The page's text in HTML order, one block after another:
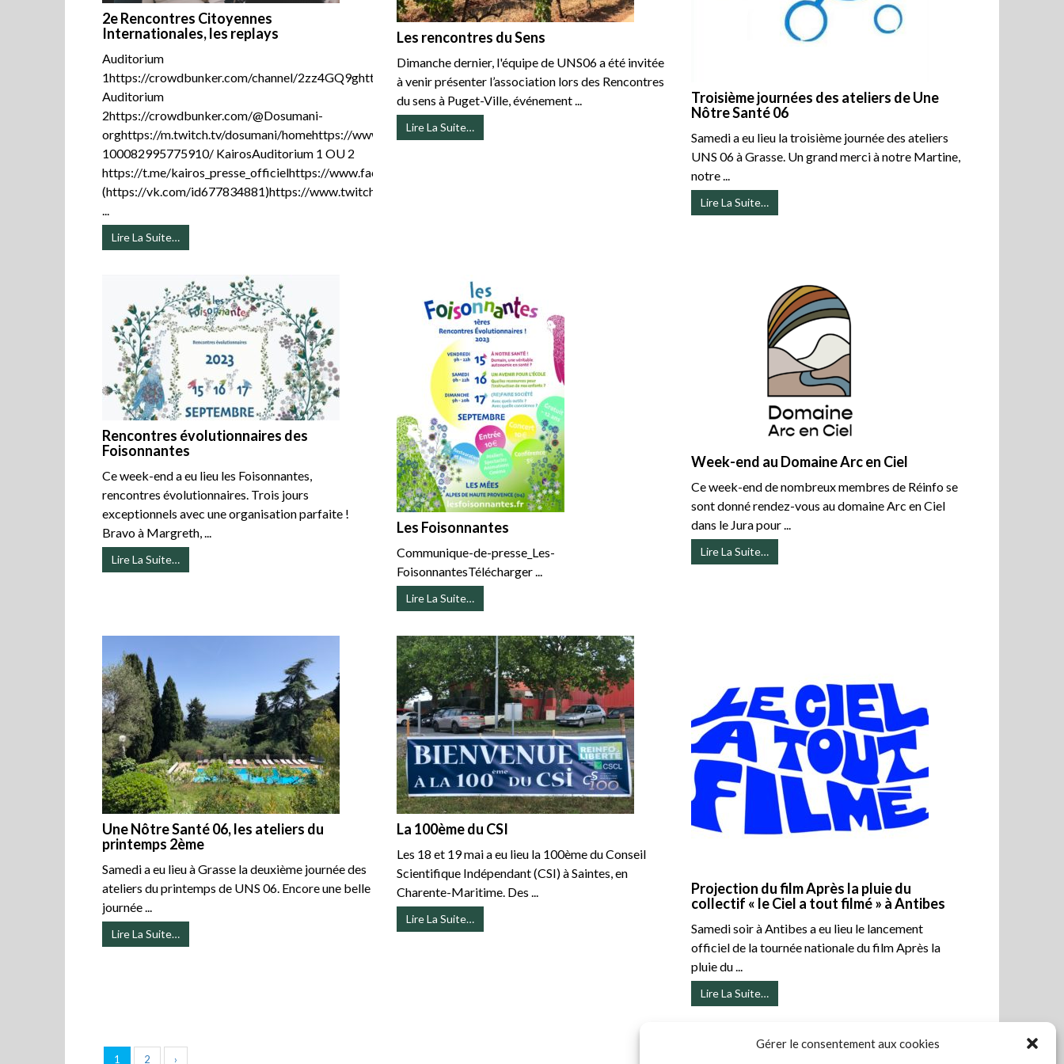
Gérer le consentement aux cookies
2e Rencontres Citoyennes
Internationales, les replays
Auditorium
1https://crowdbunker.com/channel/2zz4GQ9ghttps://www.youtube.com/@doctothon4736/streamshttps://x.com/dosumani_live
Auditorium
2https://crowdbunker.com/@Dosumani-
orghttps://m.twitch.tv/dosumani/homehttps://www.facebook.com/p/Dosumani2-
100082995775910/ KairosAuditorium 1 OU 2
https://t.me/kairos_presse_officielhttps://www.facebook.com/kairospresse/https://x.com/KairosPressehttps://vk.com/id677834881
(https://vk.com/id677834881)https://www.twitch.tv/kairospresse
...
Lire La Suite…
Les rencontres du Sens
Dimanche dernier, l'équipe de UNS06 a été invitée
à venir présenter l’association lors des Rencontres
du sens à Puget-Ville, événement ...
Lire La Suite…
Troisième journées des ateliers de Une
Nôtre Santé 06
Samedi a eu lieu la troisième journée des ateliers
UNS 06 à Grasse. Un grand merci à notre Martine,
notre ...
Lire La Suite…
Rencontres évolutionnaires des
Foisonnantes
Ce week-end a eu lieu les Foisonnantes,
rencontres évolutionnaires. Trois jours
exceptionnels avec une organisation parfaite !
Bravo à Margreth, ...
Lire La Suite…
Les Foisonnantes
Communique-de-presse_Les-
FoisonnantesTélécharger ...
Lire La Suite…
Week-end au Domaine Arc en Ciel
Ce week-end de nombreux membres de Réinfo se
sont donné rendez-vous au domaine Arc en Ciel
dans le Jura pour ...
Lire La Suite…
Une Nôtre Santé 06, les ateliers du
printemps 2ème
Samedi a eu lieu à Grasse la deuxième journée des
ateliers du printemps de UNS 06. Encore une belle
journée ...
Lire La Suite…
La 100ème du CSI
Les 18 et 19 mai a eu lieu la 100ème du Conseil
Scientifique Indépendant (CSI) à Saintes, en
Charente-Maritime. Des ...
Lire La Suite…
Projection du film Après la pluie du
collectif « le Ciel a tout filmé » à Antibes
Samedi soir à Antibes a eu lieu le lancement
officiel de la tournée nationale du film Après la
pluie du ...
Lire La Suite…
1 2 ›